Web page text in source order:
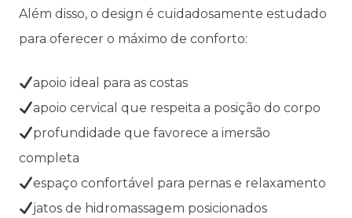
Além disso, o design é cuidadosamente estudado
para oferecer o máximo de conforto:
apoio ideal para as costas
apoio cervical que respeita a posição do corpo
profundidade que favorece a imersão
completa
espaço confortável para pernas e relaxamento
jatos de hidromassagem posicionados